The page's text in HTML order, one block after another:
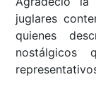
juglares
quienes